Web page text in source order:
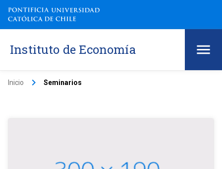
Instituto de Economía
Inicio keyboard_arrow_right Seminarios